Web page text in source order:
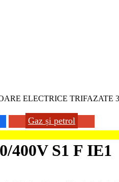
ELECTRICE TRIFAZATE
Gaz și petrol
400V S1 F IE1